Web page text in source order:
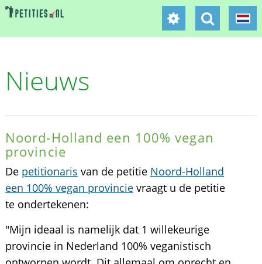
Nieuws
Noord-Holland een 100% vegan
provincie
De petitionaris van de petitie Noord-Holland
een 100% vegan provincievraagt u de petitie
te ondertekenen:
"Mijn ideaal is namelijk dat 1 willekeurige
provincie in Nederland 100% veganistisch